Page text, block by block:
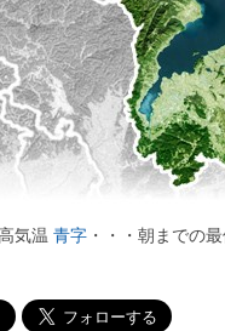
気温 青字 ・・・朝までの